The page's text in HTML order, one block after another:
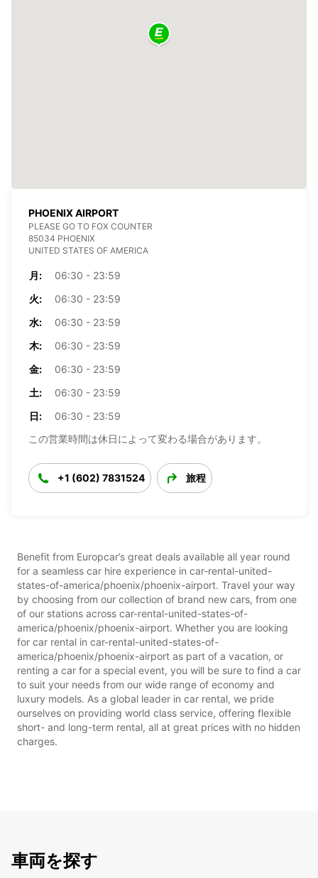
PHOENIX AIRPORT
PLEASE GO TO FOX COUNTER
85034 PHOENIX
UNITED STATES OF AMERICA
月:
06:30 - 23:59
火:
06:30 - 23:59
水:
06:30 - 23:59
木:
06:30 - 23:59
金:
06:30 - 23:59
土:
06:30 - 23:59
日:
06:30 - 23:59
この営業時間は休日によって変わる場合があります。
+1 (602) 7831524 旅程
Benefit from Europcar’s great deals available all year round
for a seamless car hire experience in car-rental-united-
states-of-america/phoenix/phoenix-airport. Travel your way
by choosing from our collection of brand new cars, from one
of our stations across car-rental-united-states-of-
america/phoenix/phoenix-airport. Whether you are looking
for car rental in car-rental-united-states-of-
america/phoenix/phoenix-airport as part of a vacation, or
renting a car for a special event, you will be sure to find a car
to suit your needs from our wide range of economy and
luxury models. As a global leader in car rental, we pride
ourselves on providing world class service, offering flexible
short- and long-term rental, all at great prices with no hidden
charges.
車両を探す